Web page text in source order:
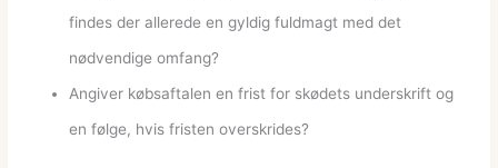
findes der allerede en gyldig fuldmagt med det
nødvendige omfang?
Angiver købsaftalen en frist for skødets underskrift og
en følge, hvis fristen overskrides?